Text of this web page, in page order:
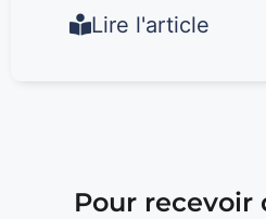
Lire l'article
Pour recevoir